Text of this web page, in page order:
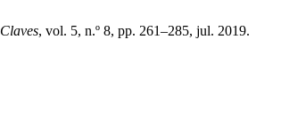
Claves, vol. 5, n.º 8, pp. 261–285, jul. 2019.